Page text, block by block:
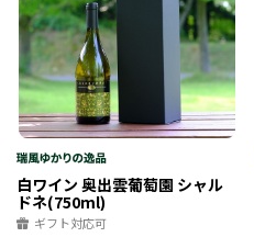
白ワイン 奥出雲葡萄園 シャル
ドネ(750ml)
ギフト対応可